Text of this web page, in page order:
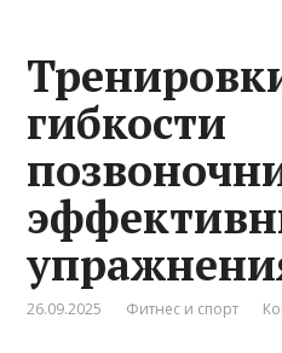
гибкости
26.09.2025 Фитнес и спорт